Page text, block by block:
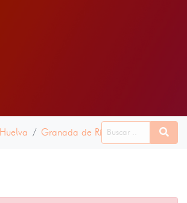
Huelva Granada de Río-Tinto, La 16